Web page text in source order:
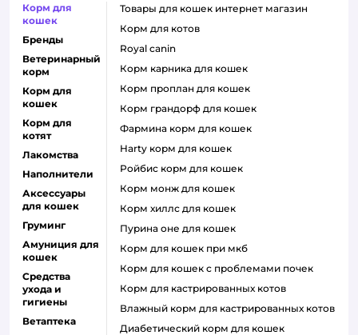
Корм для
кошек
Бренды
Ветеринарный
корм
Корм для
кошек
Корм для
котят
Лакомства
Наполнители
Аксессуары
для кошек
Груминг
Амуниция для
кошек
Средства
ухода и
гигиены
Ветаптека
товары для кошек интернет магазин
корм для котов
royal canin
корм карника для кошек
корм проплан для кошек
корм грандорф для кошек
фармина корм для кошек
harty корм для кошек
ройбис корм для кошек
корм монж для кошек
корм хиллс для кошек
пурина оне для кошек
корм для кошек при мкб
корм для кошек с проблемами почек
Корм для кастрированных котов
влажный корм для кастрированных котов
диабетический корм для кошек